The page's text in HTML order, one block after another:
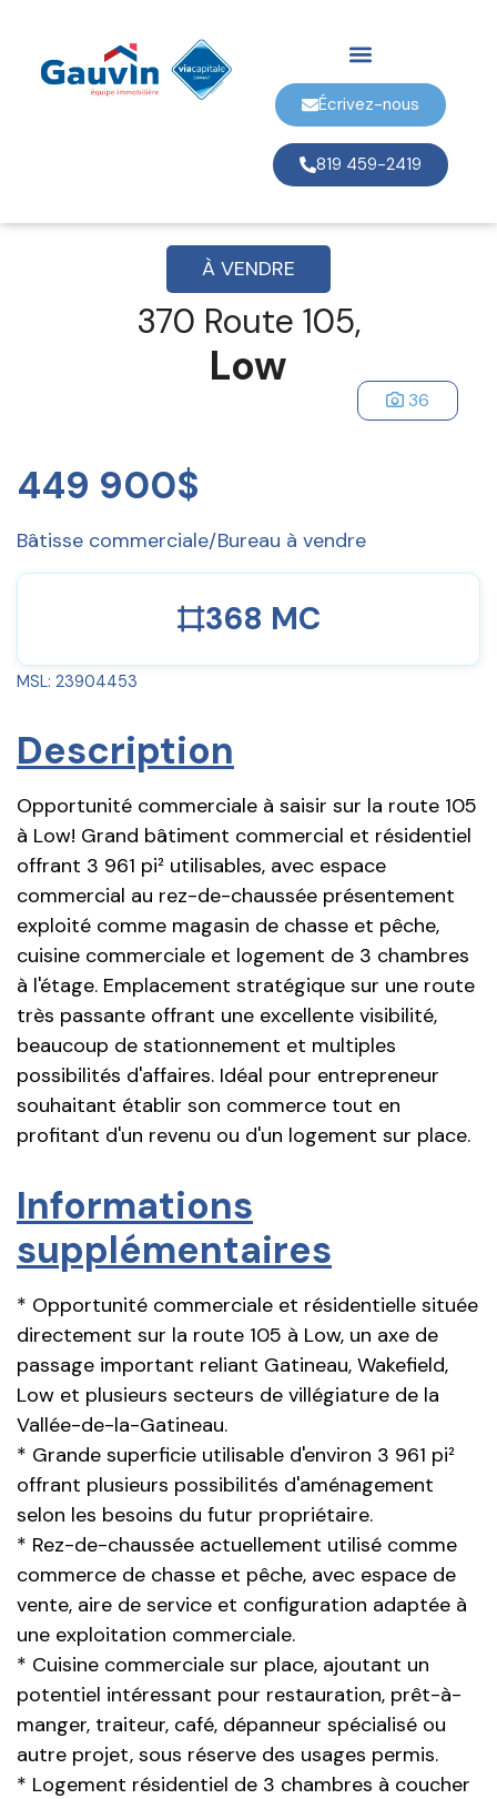
Écrivez-nous
819 459-2419
À VENDRE
370 Route 105,
Low
36
449 900$
Bâtisse commerciale/Bureau à vendre
368 MC
MSL: 23904453
Description
Opportunité commerciale à saisir sur la route 105
à Low! Grand bâtiment commercial et résidentiel
offrant 3 961 pi² utilisables, avec espace
commercial au rez-de-chaussée présentement
exploité comme magasin de chasse et pêche,
cuisine commerciale et logement de 3 chambres
à l'étage. Emplacement stratégique sur une route
très passante offrant une excellente visibilité,
beaucoup de stationnement et multiples
possibilités d'affaires. Idéal pour entrepreneur
souhaitant établir son commerce tout en
profitant d'un revenu ou d'un logement sur place.
Informations
supplémentaires
* Opportunité commerciale et résidentielle située
directement sur la route 105 à Low, un axe de
passage important reliant Gatineau, Wakefield,
Low et plusieurs secteurs de villégiature de la
Vallée-de-la-Gatineau.
* Grande superficie utilisable d'environ 3 961 pi²
offrant plusieurs possibilités d'aménagement
selon les besoins du futur propriétaire.
* Rez-de-chaussée actuellement utilisé comme
commerce de chasse et pêche, avec espace de
vente, aire de service et configuration adaptée à
une exploitation commerciale.
* Cuisine commerciale sur place, ajoutant un
potentiel intéressant pour restauration, prêt-à-
manger, traiteur, café, dépanneur spécialisé ou
autre projet, sous réserve des usages permis.
* Logement résidentiel de 3 chambres à coucher